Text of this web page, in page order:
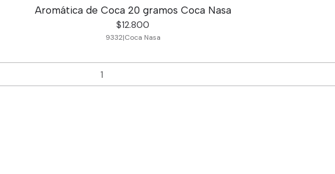
Aromática de Coca 20 gramos Coca Nasa
$12.800
9332|Coca Nasa